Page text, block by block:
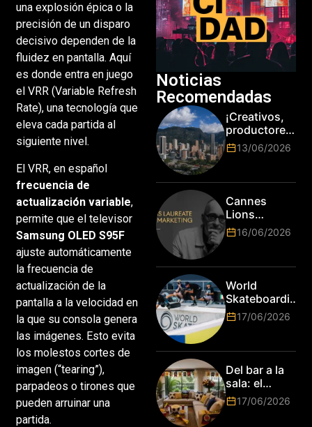
una explosión épica o la
precisión de un disparo
decisivo dependen de la
fluidez en pantalla. Aquí
es donde entra en juego
el VRR (Variable Refresh
Rate), una tecnología que
eleva cada partida al
siguiente nivel.
El VRR, en español
frecuencia de
actualización variable,
permite que el televisor
Samsung OLED S95F
ajuste automáticamente
la frecuencia de
actualización de la
pantalla a la velocidad en
la que su consola genera
las imágenes. Esto evita
los molestos cortes de
imagen (“tearing”),
parpadeos o tirones que
pueden arruinar una
partida.
Noticias
Recomendadas
¡Creativos,
productores
y cracks de
la tecnología
es hora de
subir de
nivel! Las
marcas más
top del
13/06/2026
Cannes
Lions
anuncia a
Jim Stengel
primer Lions
Laureate for
Marketing
16/06/2026
World
Skateboarding
Tour:
¡Resultados
Mundo de
Park de Roma
2026!
17/06/2026
Del bar a la
sala: el
Mundial
2026 vuelve
17/06/2026